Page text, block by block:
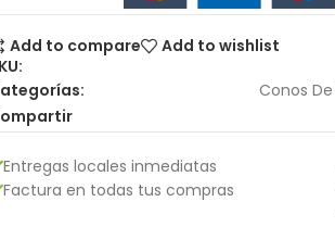
Add to compare
Add to wishlist
Conos
Entregas locales inmediatas
Factura en todas tus compras